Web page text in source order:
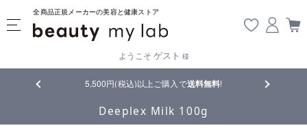
全商品正規メーカーの美容と健康ストア
ようこそ ゲスト 様
5,500円(税込)以上ご購入で送料無料! 【重要】熊
Deeplex Milk 100g